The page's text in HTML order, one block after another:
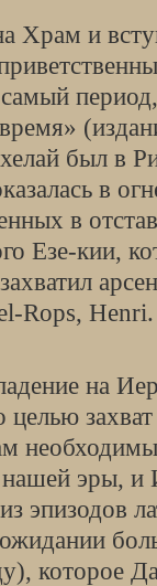
Храм и
был в
в
в
Езе-кии,
Rops, Henri.
на
эры, и
эпизодов
которое